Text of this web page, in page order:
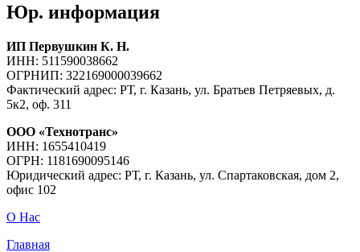
Юр. информация
ИП Первушкин К. Н.
ИНН: 511590038662
ОГРНИП: 322169000039662
Фактический адрес: РТ, г. Казань, ул. Братьев Петряевых, д.
5к2, оф. 311
ООО «Технотранс»
ИНН: 1655410419
ОГРН: 1181690095146
Юридический адрес: РТ, г. Казань, ул. Спартаковская, дом 2,
офис 102
О Нас
Главная